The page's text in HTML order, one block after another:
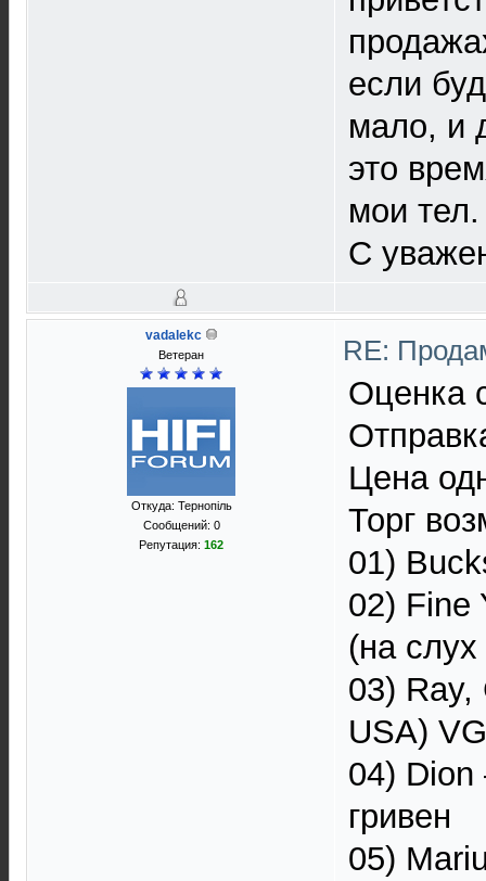
если
мало, и
это
мои
С
vadalekc
Ветеран
Откуда: Тернопiль
Сообщений: 0
Репутация: 162
RE:
Оценка
Цена
Торг
01)
02) Fine
(на
03) Ray,
USA)
04) Dion
гривен
05)